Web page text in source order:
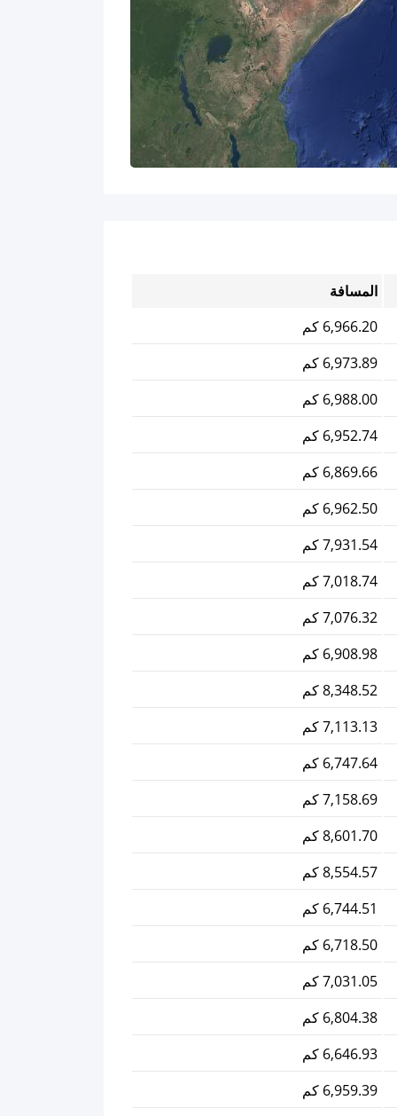
المسافة
6,966.20 كم
6,973.89 كم
6,988.00 كم
6,952.74 كم
6,869.66 كم
6,962.50 كم
7,931.54 كم
7,018.74 كم
7,076.32 كم
6,908.98 كم
8,348.52 كم
7,113.13 كم
6,747.64 كم
7,158.69 كم
8,601.70 كم
8,554.57 كم
6,744.51 كم
6,718.50 كم
7,031.05 كم
6,804.38 كم
6,646.93 كم
6,959.39 كم